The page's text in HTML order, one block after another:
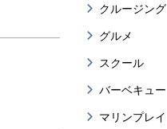
クルージング
グルメ
スクール
バーベキュー
マリンプレイ